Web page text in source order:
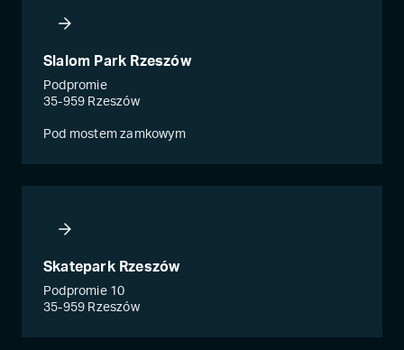
Slalom Park Rzeszów
Podpromie
35-959 Rzeszów
Pod mostem zamkowym
Skatepark Rzeszów
Podpromie 10
35-959 Rzeszów